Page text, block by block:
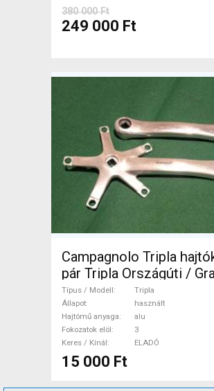
380 000 Ft
249 000 Ft
Campagnolo Tripla
pár Tripla Országúti /
Triatlon Alkatrész,
Hajtásrendszer használt
ELADÓ
Típus / Modell
Tripla
Állapot
használt
Hajtómű anyaga
alu
Fokozatok elöl
3
Keres / Kínál
ELADÓ
15 000 Ft